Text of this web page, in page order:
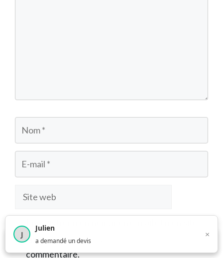
Nom
E-
mail
Site
dans le navigateur pour mon prochain
commentaire.
1 374 utilisateurs ce mois-ci
J
Julien
a demandé un devis
×